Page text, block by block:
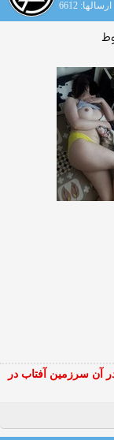
ارسالها: 6612
آن سرزمین آفتاب در